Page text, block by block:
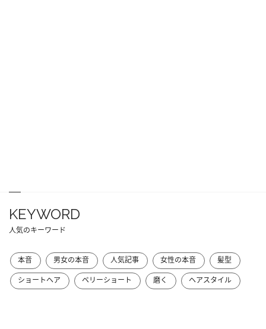
KEYWORD
人気のキーワード
本音 男女の本音 人気記事 女性の本音
髪型
ショートヘア
ベリーショート 磨く ヘアスタイル